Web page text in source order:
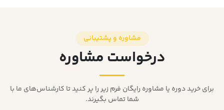
مشاوره و پشتیبانی
درخواست مشاوره
برای خرید دوره یا مشاوره رایگان فرم زیر را پر کنید تا کارشناس‌های ما با
شما تماس بگیرند.